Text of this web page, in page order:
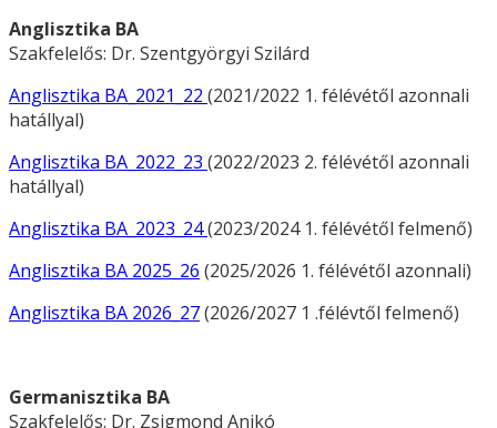
Anglisztika BA
Szakfelelős: Dr. Szentgyörgyi Szilárd
Anglisztika BA_2021_22 (2021/2022 1. félévétől azonnali
hatállyal)
Anglisztika BA_2022_23 (2022/2023 2. félévétől azonnali
hatállyal)
Anglisztika BA_2023_24(2023/2024 1. félévétől felmenő)
Anglisztika BA 2025_26 (2025/2026 1. félévétől azonnali)
Anglisztika BA 2026_27(2026/2027 1 .félévtől felmenő)
Germanisztika BA
Szakfelelős: Dr. Zsigmond Anikó